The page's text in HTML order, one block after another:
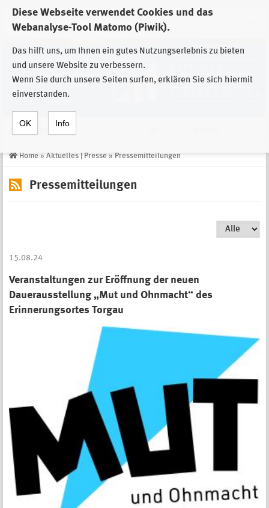
Diese Webseite verwendet Cookies und das
Webanalyse-Tool Matomo (Piwik).
Das hilft uns, um Ihnen ein gutes Nutzungserlebnis zu bieten
und unsere Website zu verbessern.
Wenn Sie durch unsere Seiten surfen, erklären Sie sich hiermit
einverstanden.
OK Info
Zur Auswahl der Einrichtungen der
Stiftung Sächsische Gedenkstätten
Home » Aktuelles | Presse » Pressemitteilungen
Pressemitteilungen
15.08.24
Veranstaltungen zur Eröffnung der neuen
Dauerausstellung „Mut und Ohnmacht“ des
Erinnerungsortes Torgau